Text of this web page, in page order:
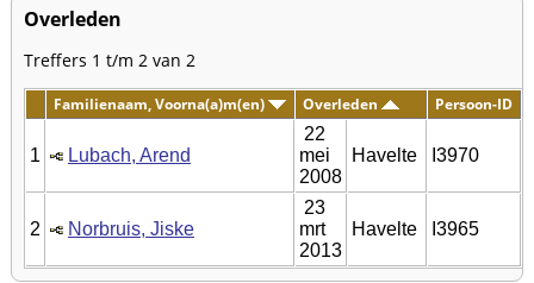
Overleden
Treffers 1 t/m 2 van 2
Familienaam, Voorna(a)m(en) Overleden Persoon-ID
1 Lubach, Arend
22
mei
2008
Havelte I3970
2 Norbruis, Jiske
23
mrt
2013
Havelte I3965